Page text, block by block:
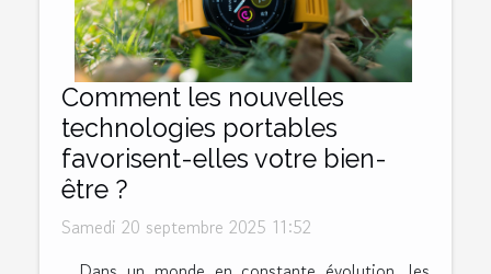
Comment les nouvelles
technologies portables
favorisent-elles votre bien-
être ?
Samedi 20 septembre 2025 11:52